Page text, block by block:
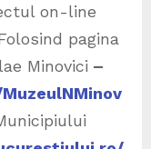
on-line
pagina
Minovici –